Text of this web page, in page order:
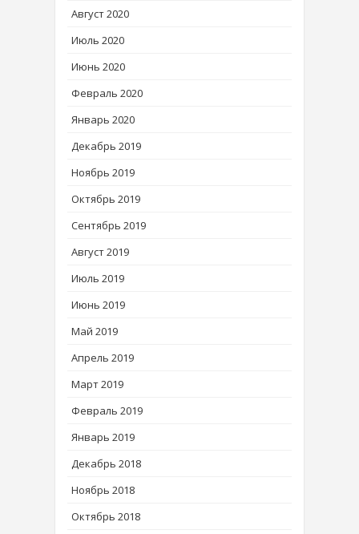
Август 2020
Июль 2020
Июнь 2020
Февраль 2020
Январь 2020
Декабрь 2019
Ноябрь 2019
Октябрь 2019
Сентябрь 2019
Август 2019
Июль 2019
Июнь 2019
Май 2019
Апрель 2019
Март 2019
Февраль 2019
Январь 2019
Декабрь 2018
Ноябрь 2018
Октябрь 2018